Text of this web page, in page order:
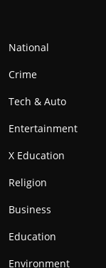
National
Crime
Tech & Auto
Entertainment
X Education
Religion
Business
Education
Environment